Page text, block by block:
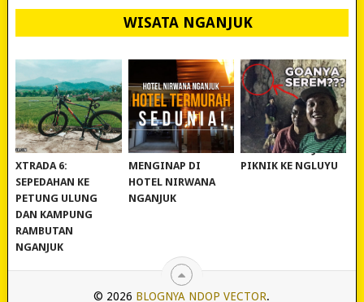
WISATA NGANJUK
REVIEW POLYGON
XTRADA 6:
SEPEDAHAN KE
PETUNG ULUNG
DAN KAMPUNG
RAMBUTAN
NGANJUK
MURAH BANGET!
MENGINAP DI
HOTEL NIRWANA
NGANJUK
WISATA NGANJUK:
PIKNIK KE NGLUYU
© 2026 BLOGNYA NDOP VECTOR.